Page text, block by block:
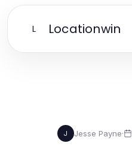
L Locationwin
J Jesse Payne·